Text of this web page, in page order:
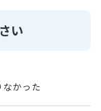
い
かった